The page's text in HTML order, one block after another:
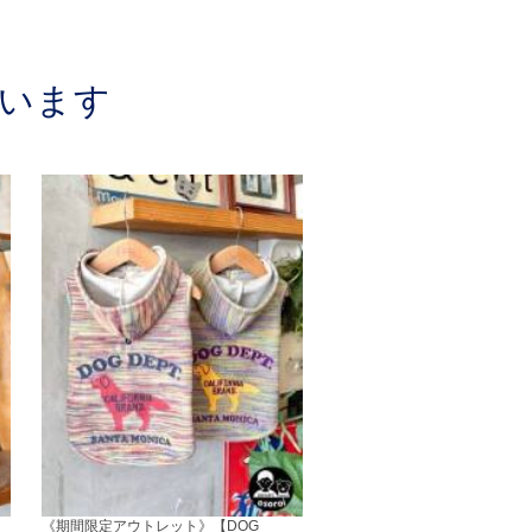
ます
《期間限定アウトレット》【DOG